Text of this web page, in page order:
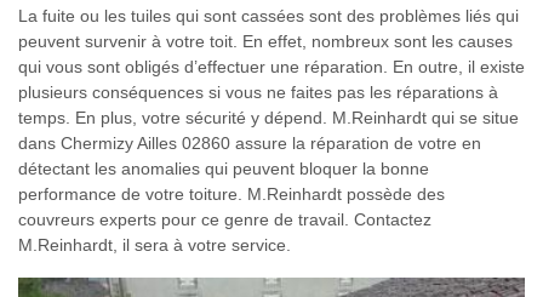
La fuite ou les tuiles qui sont cassées sont des problèmes liés qui
peuvent survenir à votre toit. En effet, nombreux sont les causes
qui vous sont obligés d’effectuer une réparation. En outre, il existe
plusieurs conséquences si vous ne faites pas les réparations à
temps. En plus, votre sécurité y dépend. M.Reinhardt qui se situe
dans Chermizy Ailles 02860 assure la réparation de votre en
détectant les anomalies qui peuvent bloquer la bonne
performance de votre toiture. M.Reinhardt possède des
couvreurs experts pour ce genre de travail. Contactez
M.Reinhardt, il sera à votre service.